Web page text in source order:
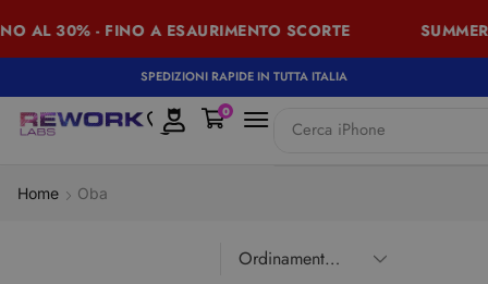
AL 30% - FINO A ESAURIMENTO SCORTE
SPEDIZIONI RAPIDE IN TUTTA ITALIA
Cerca iPhone
0
Home Oba